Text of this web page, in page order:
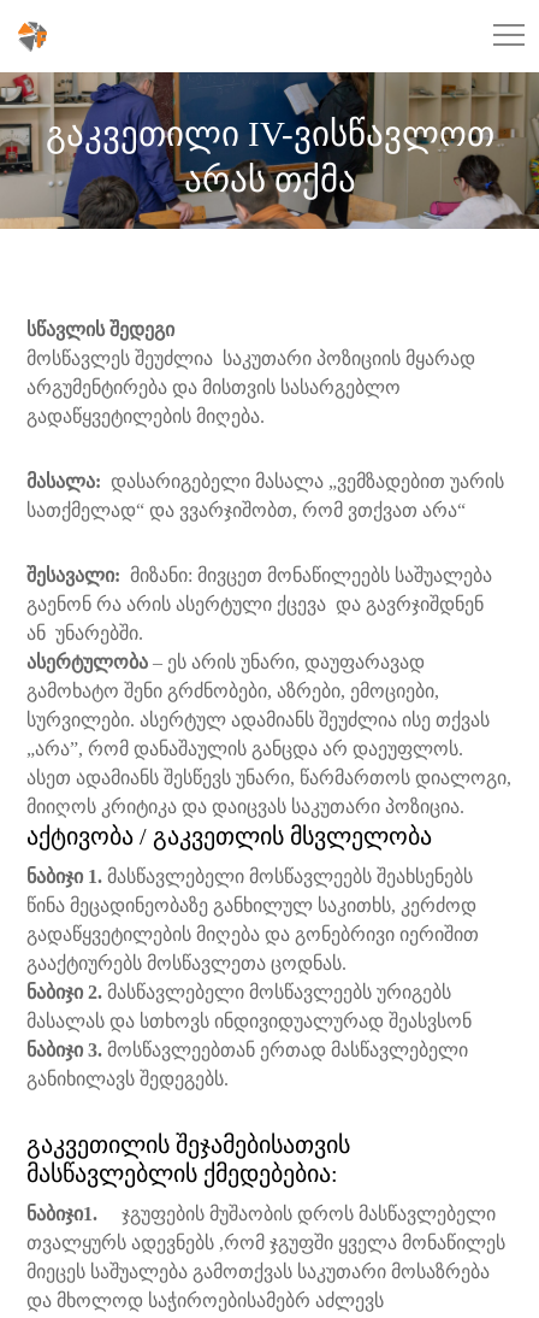
გაკვეთილი IV-ვისწავლოთ
არას თქმა
სწავლის შედეგი
მოსწავლეს შეუძლია საკუთარი პოზიციის მყარად
არგუმენტირება და მისთვის სასარგებლო
გადაწყვეტილების მიღება.
მასალა: დასარიგებელი მასალა „ვემზადებით უარის
სათქმელად“ და ვვარჯიშობთ, რომ ვთქვათ არა“
შესავალი: მიზანი: მივცეთ მონაწილეებს საშუალება
გაენონ რა არის ასერტული ქცევა და გავრჯიშდნენ
ან უნარებში.
ასერტულობა – ეს არის უნარი, დაუფარავად
გამოხატო შენი გრძნობები, აზრები, ემოციები,
სურვილები. ასერტულ ადამიანს შეუძლია ისე თქვას
„არა”, რომ დანაშაულის განცდა არ დაეუფლოს.
ასეთ ადამიანს შესწევს უნარი, წარმართოს დიალოგი,
მიიღოს კრიტიკა და დაიცვას საკუთარი პოზიცია.
აქტივობა / გაკვეთლის მსვლელობა
ნაბიჯი 1. მასწავლებელი მოსწავლეებს შეახსენებს
წინა მეცადინეობაზე განხილულ საკითხს, კერძოდ
გადაწყვეტილების მიღება და გონებრივი იერიშით
გააქტიურებს მოსწავლეთა ცოდნას.
ნაბიჯი 2. მასწავლებელი მოსწავლეებს ურიგებს
მასალას და სთხოვს ინდივიდუალურად შეასვსონ
ნაბიჯი 3. მოსწავლეებთან ერთად მასწავლებელი
განიხილავს შედეგებს.
გაკვეთილის შეჯამებისათვის
მასწავლებლის ქმედებებია:
ნაბიჯი1.
ჯგუფების მუშაობის დროს მასწავლებელი
თვალყურს ადევნებს ,რომ ჯგუფში ყველა მონაწილეს
მიეცეს საშუალება გამოთქვას საკუთარი მოსაზრება
და მხოლოდ საჭიროებისამებრ აძლევს